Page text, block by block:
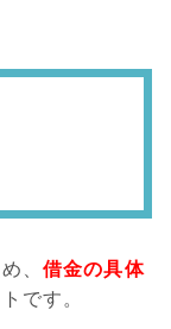
、借金の具体
です。